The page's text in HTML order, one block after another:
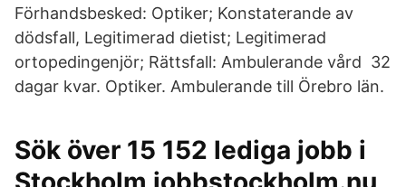
Förhandsbesked: Optiker; Konstaterande av
dödsfall, Legitimerad dietist; Legitimerad
ortopedingenjör; Rättsfall: Ambulerande vård 32
dagar kvar. Optiker. Ambulerande till Örebro län.
Sök över 15 152 lediga jobb i